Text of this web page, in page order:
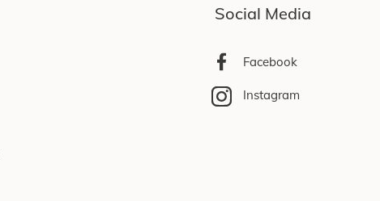
Social Media
Facebook
Instagram